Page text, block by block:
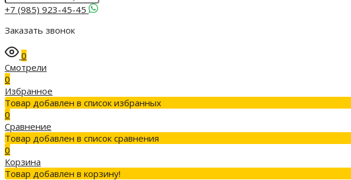
+7 (985) 923-45-45
Заказать звонок
0
Смотрели
0
Избранное
Товар добавлен в список избранных
0
Сравнение
Товар добавлен в список сравнения
0
Корзина
Товар добавлен в корзину!